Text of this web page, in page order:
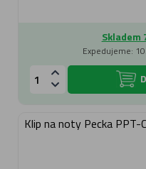
Skladem
Expedujeme:
Klip na noty Pecka PPT-